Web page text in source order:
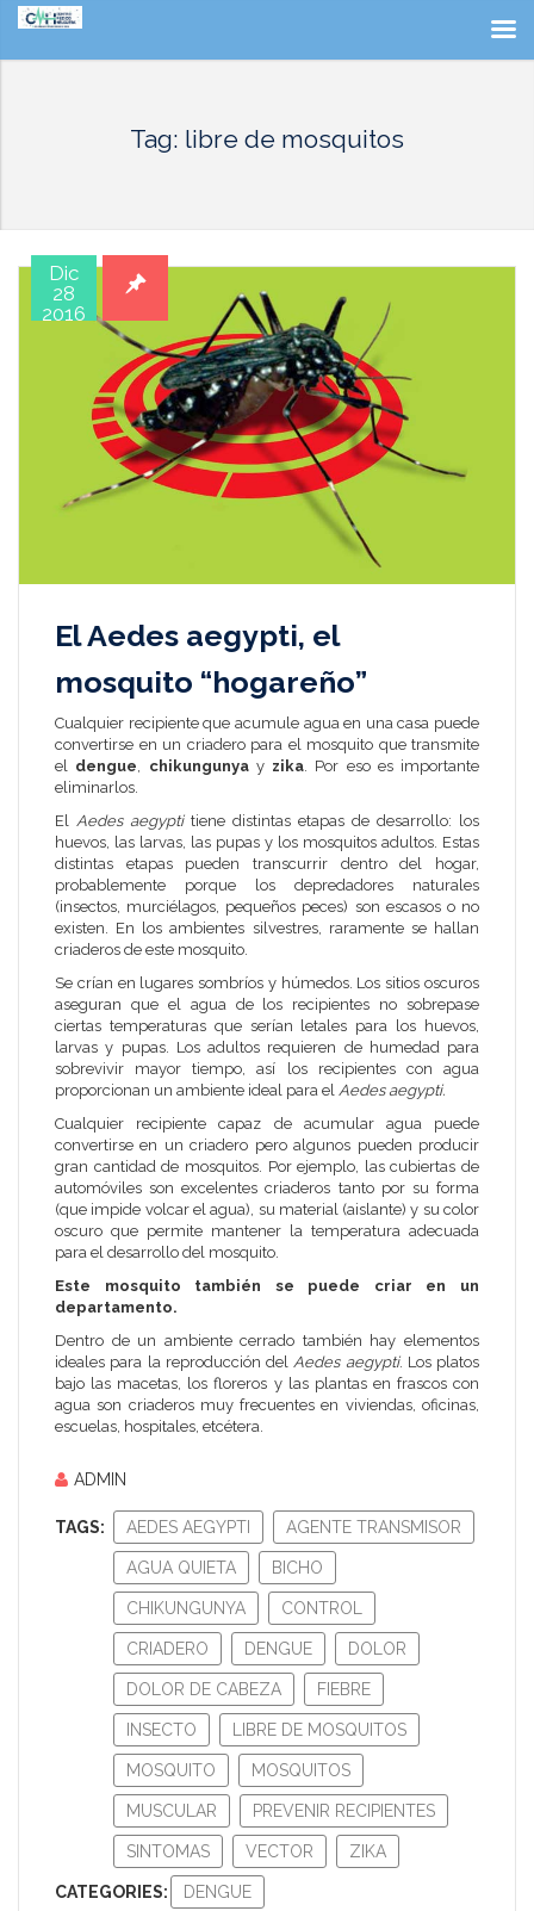
Tag: libre de mosquitos
Dic
28
2016
El Aedes aegypti, el
mosquito “hogareño”
Cualquier recipiente que acumule agua en una casa puede
convertirse en un criadero para el mosquito que transmite
el dengue chikungunyay zika . Por eso es importante
eliminarlos.
El Aedes aegyptitiene distintas etapas de desarrollo: los
huevos, las larvas, las pupas y los mosquitos adultos. Estas
distintas etapas pueden transcurrir dentro del hogar,
probablemente porque los depredadores naturales
(insectos, murciélagos, pequeños peces) son escasos o no
existen. En los ambientes silvestres, raramente se hallan
criaderos de este mosquito.
Se crían en lugares sombríos y húmedos. Los sitios oscuros
aseguran que el agua de los recipientes no sobrepase
ciertas temperaturas que serían letales para los huevos,
larvas y pupas. Los adultos requieren de humedad para
sobrevivir mayor tiempo, así los recipientes con agua
proporcionan un ambiente ideal para el Aedes aegypti.
Cualquier recipiente capaz de acumular agua puede
convertirse en un criadero pero algunos pueden producir
gran cantidad de mosquitos. Por ejemplo, las cubiertas de
automóviles son excelentes criaderos tanto por su forma
(que impide volcar el agua), su material (aislante) y su color
oscuro que permite mantener la temperatura adecuada
para el desarrollo del mosquito.
Este mosquito también se puede criar en un
departamento.
Dentro de un ambiente cerrado también hay elementos
ideales para la reproducción del Aedes aegypti. Los platos
bajo las macetas, los floreros y las plantas en frascos con
agua son criaderos muy frecuentes en viviendas, oficinas,
escuelas, hospitales, etcétera.
ADMIN
TAGS: AEDES AEGYPTI AGENTE TRANSMISOR
AGUA QUIETA BICHO
CHIKUNGUNYA CONTROL
CRIADERO DENGUE DOLOR
DOLOR DE CABEZA FIEBRE
INSECTO LIBRE DE MOSQUITOS
MOSQUITO MOSQUITOS
MUSCULAR PREVENIR RECIPIENTES
SINTOMAS VECTOR ZIKA
CATEGORIES: DENGUE